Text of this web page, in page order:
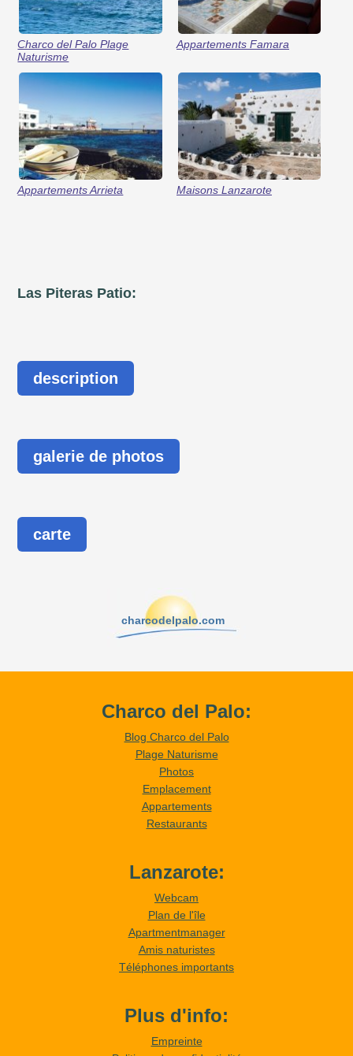
Charco del Palo Plage
Naturisme
Appartements Famara
Appartements Arrieta Maisons Lanzarote
Las Piteras Patio:
description
galerie de photos
carte
charcodelpalo.com
Charco del Palo:
Blog Charco del Palo
Plage Naturisme
Photos
Emplacement
Appartements
Restaurants
Lanzarote:
Webcam
Plan de l'île
Apartmentmanager
Amis naturistes
Téléphones importants
Plus d'info:
Empreinte